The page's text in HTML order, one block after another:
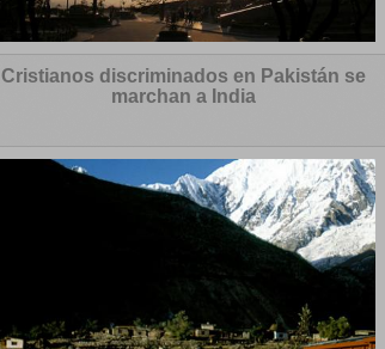
Cristianos discriminados en Pakistán se
marchan a India